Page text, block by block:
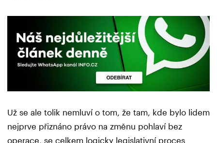
Už se ale tolik nemluví o tom, že tam, kde bylo lidem
nejprve přiznáno právo na změnu pohlaví bez
operace, se celkem logicky legislativní proces